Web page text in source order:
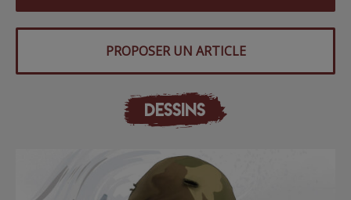
PROPOSER UN ARTICLE
DESSINS